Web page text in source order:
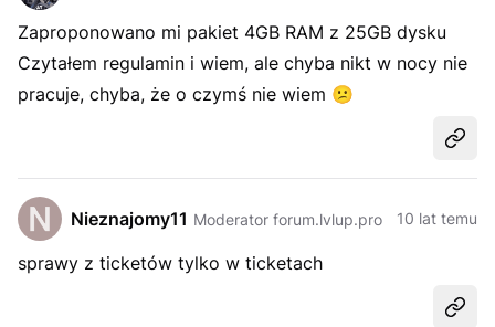
Zaproponowano mi pakiet 4GB RAM z 25GB dysku
Czytałem regulamin i wiem, ale chyba nikt w nocy nie
pracuje, chyba, że o czymś nie wiem 😕
Nieznajomy11 Moderator forum.lvlup.pro 10 lat temu
sprawy z ticketów tylko w ticketach